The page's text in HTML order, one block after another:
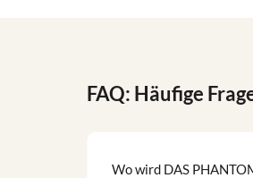
FAQ: Häufige
Wo wird DAS